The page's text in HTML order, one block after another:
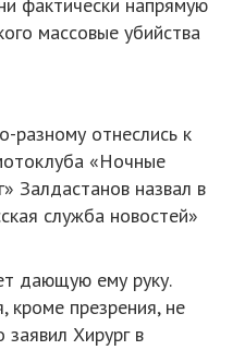
фактически напрямую
массовые убийства
отнеслись к
«Ночные
Залдастанов назвал в
служба новостей»
дающую ему руку.
кроме презрения, не
Хирург в